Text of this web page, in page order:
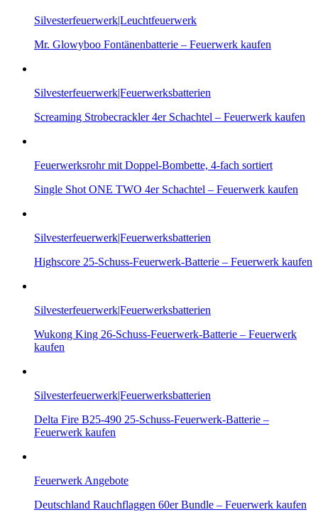
Silvesterfeuerwerk|Leuchtfeuerwerk
Mr. Glowyboo Fontänenbatterie – Feuerwerk kaufen
Silvesterfeuerwerk|Feuerwerksbatterien
Screaming Strobecrackler 4er Schachtel – Feuerwerk kaufen
Feuerwerksrohr mit Doppel-Bombette, 4-fach sortiert
Single Shot ONE TWO 4er Schachtel – Feuerwerk kaufen
Silvesterfeuerwerk|Feuerwerksbatterien
Highscore 25-Schuss-Feuerwerk-Batterie – Feuerwerk kaufen
Silvesterfeuerwerk|Feuerwerksbatterien
Wukong King 26-Schuss-Feuerwerk-Batterie – Feuerwerk
kaufen
Silvesterfeuerwerk|Feuerwerksbatterien
Delta Fire B25-490 25-Schuss-Feuerwerk-Batterie –
Feuerwerk kaufen
Feuerwerk Angebote
Deutschland Rauchflaggen 60er Bundle – Feuerwerk kaufen